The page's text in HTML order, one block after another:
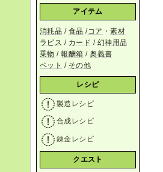
アイテム
消耗品 / 食品 /コア ・素材
ラピス / カード / 幻神用品
乗物 /報酬箱 /奥義書
ペット / その他
レシピ
製造レシピ
合成レシピ
錬金レシピ
クエスト